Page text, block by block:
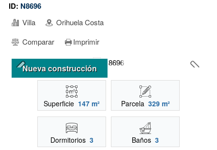
ID: N8696
Villa
Orihuela Costa
Comparar
Imprimir
Nueva construcción
Superficie 147 m² Parcela 329 m²
Dormitorios 3 Baños 3